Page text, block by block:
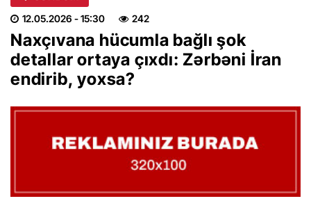
12.05.2026 - 15:30 242
Naxçıvana hücumla bağlı şok
detallar ortaya çıxdı: Zərbəni İran
endirib, yoxsa?